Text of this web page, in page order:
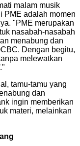
malam musik
PME adalah momen
"PME merupakan
nasabah-nasabah
menabung dan
Dengan begitu,
melewatkan
tamu-tamu yang
dan
ingin memberikan
materi, melainkan